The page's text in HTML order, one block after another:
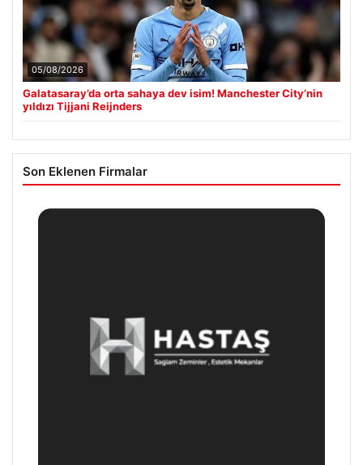
05/08/2026
Galatasaray’da orta sahaya dev isim! Manchester City’nin
yıldızı Tijjani Reijnders
Son Eklenen Firmalar